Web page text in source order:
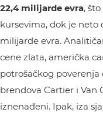
22,4 milijarde evra,
kursevima, dok je neto
milijarde evra.
cene zlata, američka
potrošačkog
brendova Cartier i Van
iznenađeni. Ipak, iza